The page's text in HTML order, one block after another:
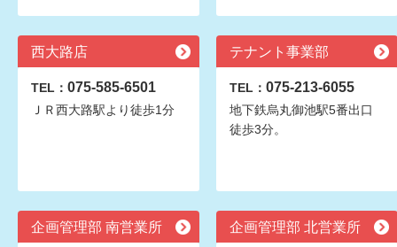
西大路店
TEL： 075-585-6501
ＪＲ西大路駅より徒歩1分
テナント事業部
TEL： 075-213-6055
地下鉄烏丸御池駅5番出口
徒歩3分。
企画管理部 南営業所 企画管理部 北営業所